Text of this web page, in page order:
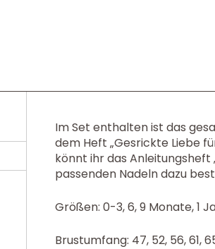
Im Set enthalten ist das
dem Heft „Gesrickte Liebe
könnt ihr das Anleitungsheft
passenden Nadeln dazu
Größen: 0-3, 6, 9 Monate, 1
Brustumfang: 47, 52, 56, 61,